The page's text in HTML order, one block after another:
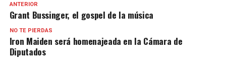
ANTERIOR
Grant Bussinger, el gospel de la música
NO TE PIERDAS
Iron Maiden será homenajeada en la Cámara de
Diputados